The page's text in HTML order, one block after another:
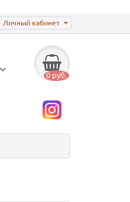
Личный кабинет
0 руб.